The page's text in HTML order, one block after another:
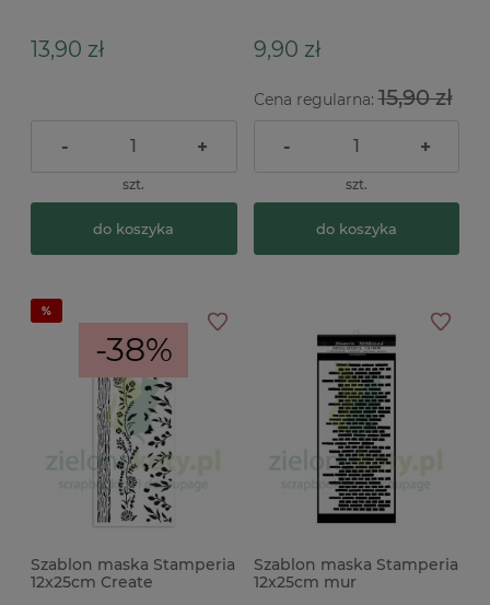
13,90 zł
- +
szt.
do koszyka
9,90 zł
Cena regularna:15,90 zł
- +
szt.
do koszyka
-38%
Szablon maska Stamperia
12x25cm Create
Szablon maska Stamperia
12x25cm mur